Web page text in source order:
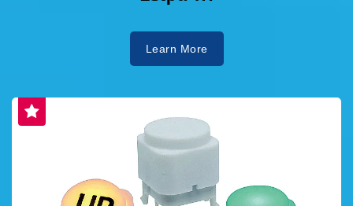
Learn More